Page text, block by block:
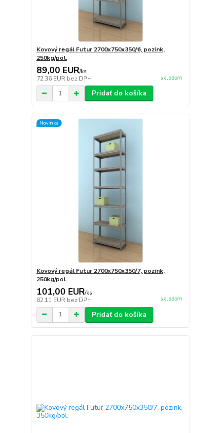
Kovový regál Futur 2700x750x350/6, pozink,
250kg/pol.
89,00 EUR/ks
72,36 EUR bez DPH skladom
Pridať do košíka
Novinka
Kovový regál Futur 2700x750x350/7, pozink,
250kg/pol.
101,00 EUR/ks
82,11 EUR bez DPH skladom
Pridať do košíka